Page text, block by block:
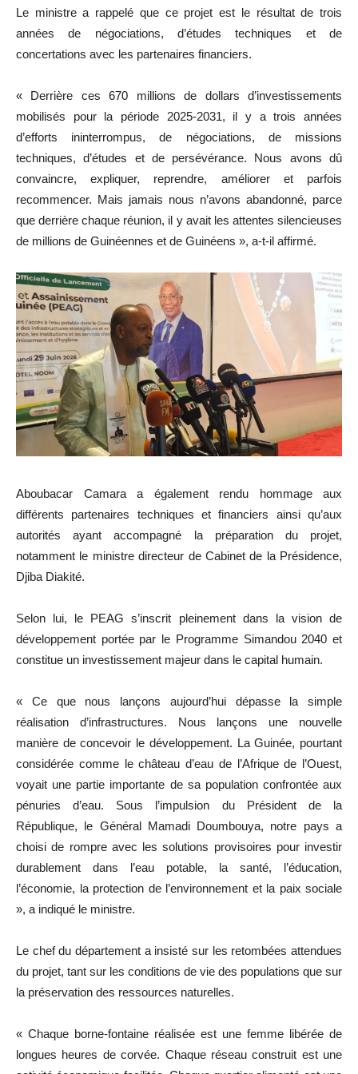
Le ministre a rappelé que ce projet est le résultat de trois
années de négociations, d’études techniques et de
concertations avec les partenaires financiers.
« Derrière ces 670 millions de dollars d’investissements
mobilisés pour la période 2025-2031, il y a trois années
d’efforts ininterrompus, de négociations, de missions
techniques, d’études et de persévérance. Nous avons dû
convaincre, expliquer, reprendre, améliorer et parfois
recommencer. Mais jamais nous n’avons abandonné, parce
que derrière chaque réunion, il y avait les attentes silencieuses
de millions de Guinéennes et de Guinéens », a-t-il affirmé.
Aboubacar Camara a également rendu hommage aux
différents partenaires techniques et financiers ainsi qu’aux
autorités ayant accompagné la préparation du projet,
notamment le ministre directeur de Cabinet de la Présidence,
Djiba Diakité.
Selon lui, le PEAG s’inscrit pleinement dans la vision de
développement portée par le Programme Simandou 2040 et
constitue un investissement majeur dans le capital humain.
« Ce que nous lançons aujourd’hui dépasse la simple
réalisation d’infrastructures. Nous lançons une nouvelle
manière de concevoir le développement. La Guinée, pourtant
considérée comme le château d’eau de l’Afrique de l’Ouest,
voyait une partie importante de sa population confrontée aux
pénuries d’eau. Sous l’impulsion du Président de la
République, le Général Mamadi Doumbouya, notre pays a
choisi de rompre avec les solutions provisoires pour investir
durablement dans l’eau potable, la santé, l’éducation,
l’économie, la protection de l’environnement et la paix sociale
», a indiqué le ministre.
Le chef du département a insisté sur les retombées attendues
du projet, tant sur les conditions de vie des populations que sur
la préservation des ressources naturelles.
« Chaque borne-fontaine réalisée est une femme libérée de
longues heures de corvée. Chaque réseau construit est une